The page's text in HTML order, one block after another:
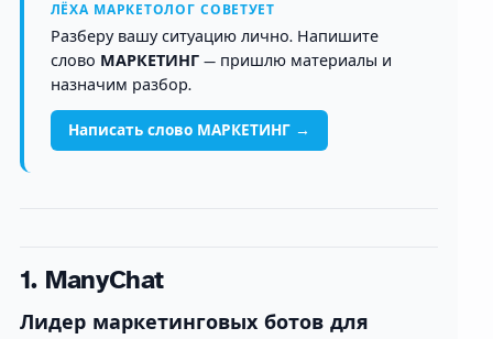
ЛЁХА МАРКЕТОЛОГ СОВЕТУЕТ
Разберу вашу ситуацию лично. Напишите
слово МАРКЕТИНГ— пришлю материалы и
назначим разбор.
Написать слово МАРКЕТИНГ →
1. ManyChat
Лидер маркетинговых ботов для